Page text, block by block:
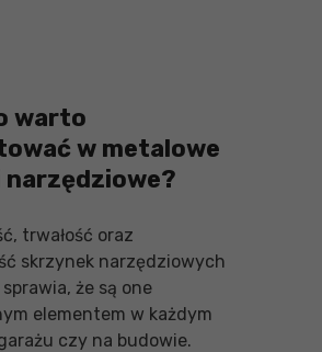
warto
w metalowe
trwałość oraz
skrzynek narzędziowych
że są one
elementem w każdym
czy na budowie.